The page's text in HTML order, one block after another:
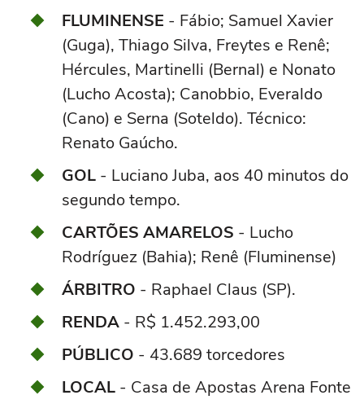
FLUMINENSE - Fábio; Samuel Xavier
(Guga), Thiago Silva, Freytes e Renê;
Hércules, Martinelli (Bernal) e Nonato
(Lucho Acosta); Canobbio, Everaldo
(Cano) e Serna (Soteldo). Técnico:
Renato Gaúcho.
GOL - Luciano Juba, aos 40 minutos do
segundo tempo.
CARTÕES AMARELOS - Lucho
Rodríguez (Bahia); Renê (Fluminense)
ÁRBITRO - Raphael Claus (SP).
RENDA - R$ 1.452.293,00
PÚBLICO - 43.689 torcedores
LOCAL - Casa de Apostas Arena Fonte